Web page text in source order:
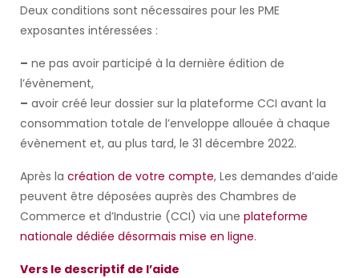
Deux conditions sont nécessaires pour les PME
exposantes intéressées :
– ne pas avoir participé à la dernière édition de
l’évènement,
– avoir créé leur dossier sur la plateforme CCI avant la
consommation totale de l’enveloppe allouée à chaque
évènement et, au plus tard, le 31 décembre 2022.
Après la création de votre compte, Les demandes d’aide
peuvent être déposées auprès des Chambres de
Commerce et d’Industrie (CCI) via une plateforme
nationale dédiée désormais mise en ligne.
Vers le descriptif de l’aide